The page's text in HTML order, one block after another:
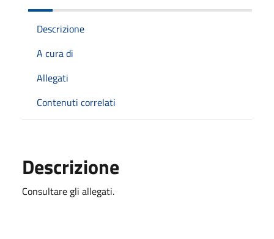
Descrizione
A cura di
Allegati
Contenuti correlati
Descrizione
Consultare gli allegati.